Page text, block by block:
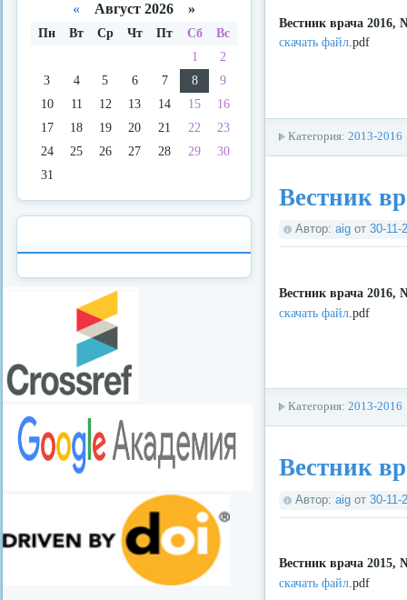
Вестник врача 2016,
скачать файл.pdf
Категория: 2013-2016
Вестник
Автор: aig от 30-11-
Вестник врача 2016,
скачать файл .pdf
Категория: 2013-2016
Вестник
Автор: aig от 30-11-
Вестник врача 2015,
скачать файл .pdf
« Август 2026 »
Пн Вт Ср Чт Пт Сб
Вс
1
2
3
4 5 6 7 8
9
10
11 12 13 14 15
16
17
18 19 20 21 22
23
24
25 26 27 28 29
30
31